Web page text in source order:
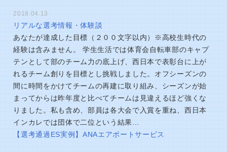
2018.04.13
リアルな選考情報・体験談
あなたが達成した目標（２００文字以内）※高校生時代の
経験は含みません。 学生生活では体育会自転車部のキャプ
テンとして部のチーム力の底上げ、西日本で表彰台に上が
れるチーム創りを目標とし挑戦しました。オフシーズンの
間に時間をかけてチームの再建に取り組み、シーズンが始
まってからは昨年度と比べてチームは見違えるほど強くな
りました。私も含め、部員は各大会で入賞を重ね、西日本
インカレでは団体で二位という結果…
【選考通過ES実例】ANAエアポートサービス